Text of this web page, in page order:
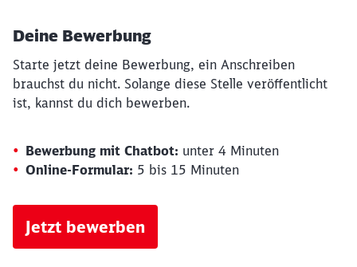
Deine Bewerbung
Starte jetzt deine Bewerbung, ein Anschreiben
brauchst du nicht. Solange diese Stelle veröffentlicht
ist, kannst du dich bewerben.
Bewerbung mit Chatbot: unter 4 Minuten
Online-Formular: 5 bis 15 Minuten
Jetzt bewerben